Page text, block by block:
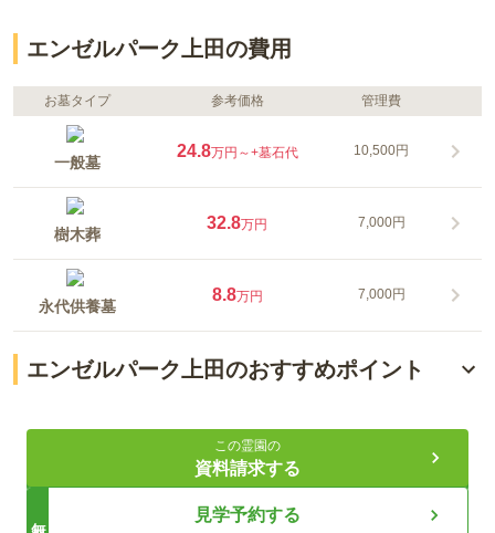
エンゼルパーク上田の費用
お墓タイプ 参考価格 管理費
一般墓
24.8万円～+墓石代 10,500円
樹木葬
32.8万円 7,000円
永代供養墓
8.8万円 7,000円
エンゼルパーク上田のおすすめポイント
心癒される四季折々の環境空間
安心のセキュリティと充実設備
永代供養墓と樹木葬のご紹介
この霊園の
資料請求する
見学予約する